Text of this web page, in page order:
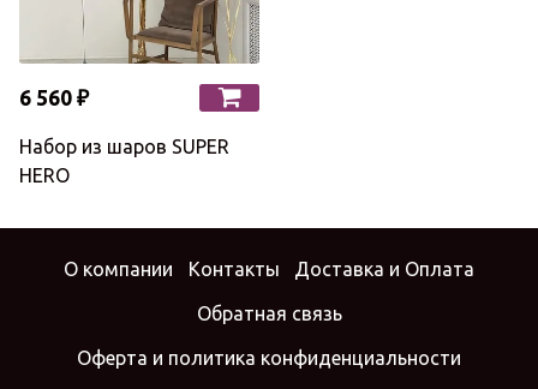
6 560 ₽
Набор из шаров SUPER
HERO
О компании Контакты Доставка и Оплата
Обратная связь
Оферта и политика конфиденциальности